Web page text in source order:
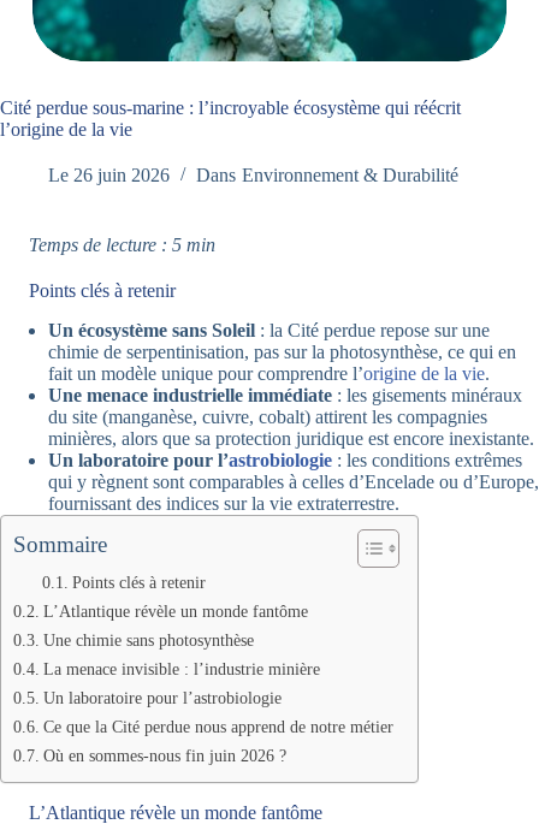
Cité perdue sous-marine : l’incroyable écosystème qui réécrit
l’origine de la vie
Le 26 juin 2026 Dans Environnement & Durabilité
Temps de lecture : 5 min
Points clés à retenir
Un écosystème sans Soleil : la Cité perdue repose sur une
chimie de serpentinisation, pas sur la photosynthèse, ce qui en
fait un modèle unique pour comprendre l’origine de la vie.
Une menace industrielle immédiate : les gisements minéraux
du site (manganèse, cuivre, cobalt) attirent les compagnies
minières, alors que sa protection juridique est encore inexistante.
Un laboratoire pour l’astrobiologie : les conditions extrêmes
qui y règnent sont comparables à celles d’Encelade ou d’Europe,
fournissant des indices sur la vie extraterrestre.
Sommaire
Points clés à retenir
L’Atlantique révèle un monde fantôme
Une chimie sans photosynthèse
La menace invisible : l’industrie minière
Un laboratoire pour l’astrobiologie
Ce que la Cité perdue nous apprend de notre métier
Où en sommes-nous fin juin 2026 ?
L’Atlantique révèle un monde fantôme